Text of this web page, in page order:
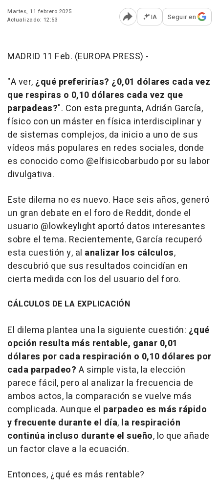
Martes, 11 febrero 2025
Actualizado: 12:53
Abrir opciones para
IA Seguir en
MADRID 11 Feb. (EUROPA PRESS) -
"A ver, ¿qué preferirías? ¿0,01 dólares cada vez
que respiras o 0,10 dólares cada vez que
parpadeas?". Con esta pregunta, Adrián García,
físico con un máster en física interdisciplinar y
de sistemas complejos, da inicio a uno de sus
vídeos más populares en redes sociales, donde
es conocido como @elfisicobarbudo por su labor
divulgativa.
Este dilema no es nuevo. Hace seis años, generó
un gran debate en el foro de Reddit, donde el
usuario @lowkeylight aportó datos interesantes
sobre el tema. Recientemente, García recuperó
esta cuestión y, al analizar los cálculos,
descubrió que sus resultados coincidían en
cierta medida con los del usuario del foro.
CÁLCULOS DE LA EXPLICACIÓN
El dilema plantea una la siguiente cuestión: ¿qué
opción resulta más rentable, ganar 0,01
dólares por cada respiración o 0,10 dólares por
cada parpadeo? A simple vista, la elección
parece fácil, pero al analizar la frecuencia de
ambos actos, la comparación se vuelve más
complicada. Aunque el parpadeo es más rápido
y frecuente durante el día, la respiración
continúa incluso durante el sueño, lo que añade
un factor clave a la ecuación.
Entonces, ¿qué es más rentable?